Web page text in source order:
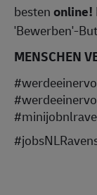
bestenonline!
'Bewerben'-
MENSCHEN